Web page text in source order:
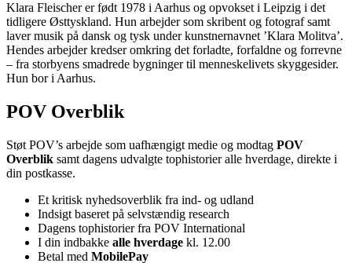
Klara Fleischer er født 1978 i Aarhus og opvokset i Leipzig i det
tidligere Østtyskland. Hun arbejder som skribent og fotograf samt
laver musik på dansk og tysk under kunstnernavnet ’Klara Molitva’.
Hendes arbejder kredser omkring det forladte, forfaldne og forrevne
– fra storbyens smadrede bygninger til menneskelivets skyggesider.
Hun bor i Aarhus.
POV Overblik
Støt POV’s arbejde som uafhængigt medie og modtag POV
Overblik samt dagens udvalgte tophistorier alle hverdage, direkte i
din postkasse.
Et kritisk nyhedsoverblik fra ind- og udland
Indsigt baseret på selvstændig research
Dagens tophistorier fra POV International
I din indbakke alle hverdage kl. 12.00
Betal med MobilePay